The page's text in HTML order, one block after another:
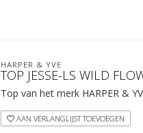
HARPER & YVE
TOP JESSE-LS WILD
Top van het merk HARPER &
AAN VERLANGLIJST TOEVOEGEN